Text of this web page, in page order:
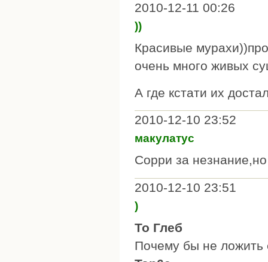
2010-12-11 00:26
))
Красивые
очень много живых
А где кстати их
2010-12-10 23:52
макулатус
Сорри за незнание,но
2010-12-10 23:51
)
То Глеб
Почему бы не ложить